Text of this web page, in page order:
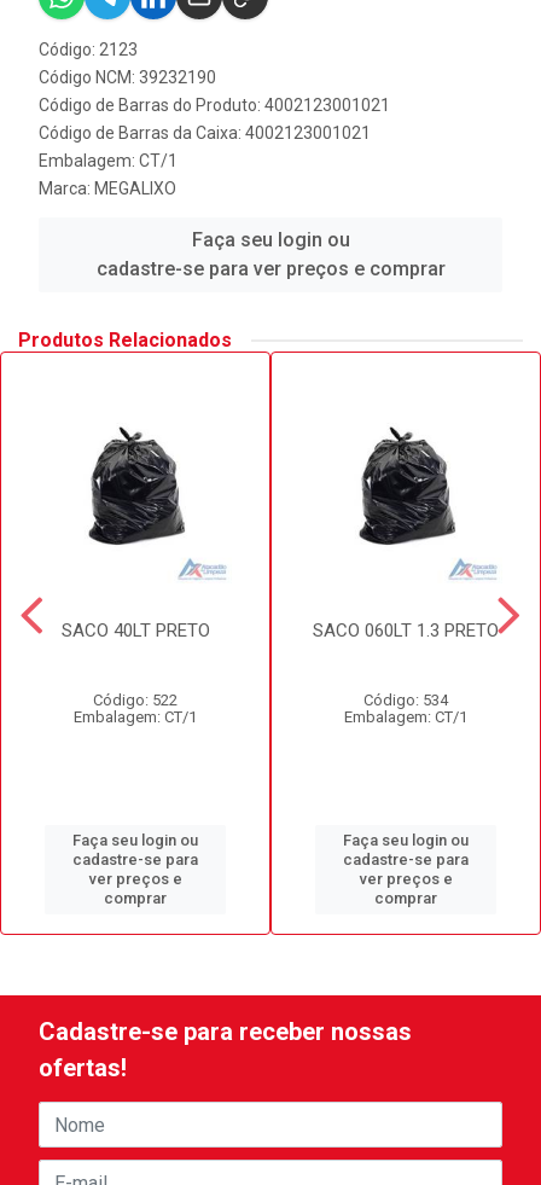
Código: 2123
Código NCM: 39232190
Código de Barras do Produto: 4002123001021
Código de Barras da Caixa: 4002123001021
Embalagem: CT/1
Marca: MEGALIXO
Faça seu login ou
cadastre-se para ver preços e comprar
Produtos Relacionados
SACO 40LT PRETO
Código: 522
Embalagem: CT/1
Faça seu login ou
cadastre-se para
ver preços e
comprar
SACO 060LT 1.3 PRETO
Código: 534
Embalagem: CT/1
Faça seu login ou
cadastre-se para
ver preços e
comprar
Cadastre-se para receber nossas
ofertas!